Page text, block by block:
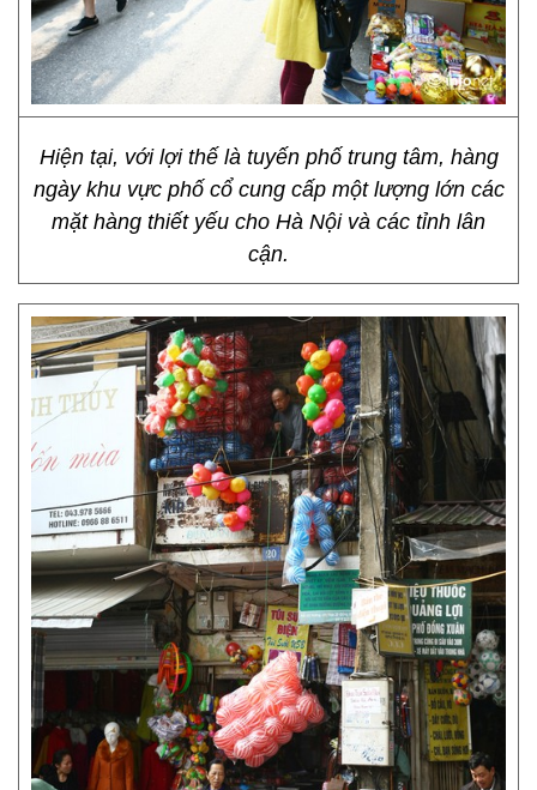
Hiện tại, với lợi thế là tuyến phố trung tâm, hàng
ngày khu vực phố cổ cung cấp một lượng lớn các
mặt hàng thiết yếu cho Hà Nội và các tỉnh lân
cận.